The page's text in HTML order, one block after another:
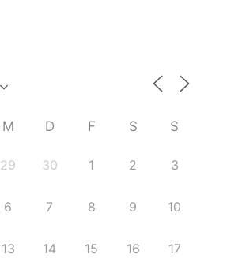
M D F S S
29 30 1 2 3
6 7 8 9 10
13 14 15 16 17